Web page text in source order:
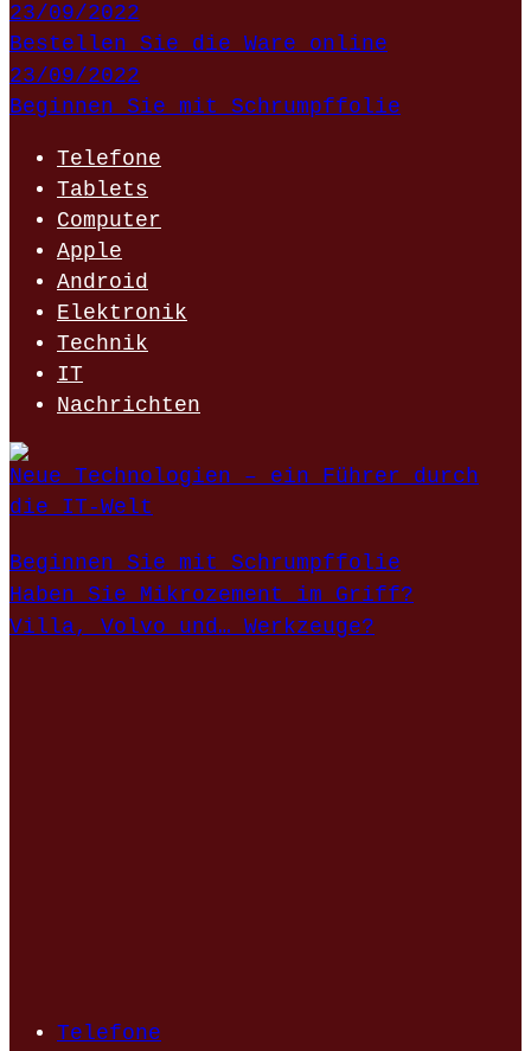
23/09/2022
Bestellen Sie die Ware online
23/09/2022
Beginnen Sie mit Schrumpffolie
Telefone
Tablets
Computer
Apple
Android
Elektronik
Technik
IT
Nachrichten
Neue Technologien – ein Führer durch
die IT-Welt
Beginnen Sie mit Schrumpffolie
Haben Sie Mikrozement im Griff?
Villa, Volvo und… Werkzeuge?
Telefone